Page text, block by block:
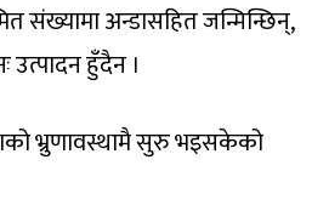
संख्यामा अन्डासहित जन्मिन्छिन्,
हुँदैन ।
भ्रुणावस्थामै सुरु भइसकेको